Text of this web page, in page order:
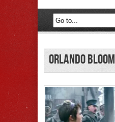
Orlando Bloom